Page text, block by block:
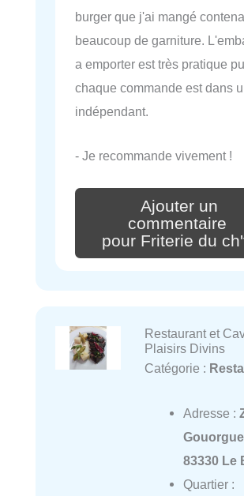
burger que j'ai mangé
beaucoup de garniture.
a emporter est très pratique
chaque commande est dans
indépendant.
- Je recommande vivement !
Ajouter un
commentaire
pour Friterie du
Restaurant et
Plaisirs Divins
Catégorie :
Adresse :
83330 Le
Quartier :